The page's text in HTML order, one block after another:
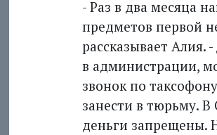
- Раз в два месяца
предметов первой
рассказывает Алия.
в администрации,
звонок по
занести в тюрьму. В
деньги запрещены.